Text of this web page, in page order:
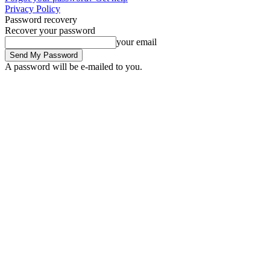
Privacy Policy
Password recovery
Recover your password
your email
A password will be e-mailed to you.